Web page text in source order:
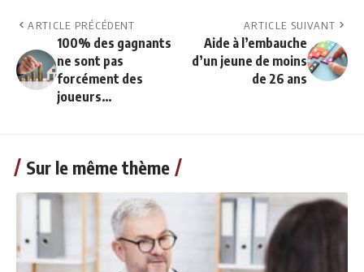
ARTICLE PRÉCÉDENT
100% des gagnants
ne sont pas
forcément des
joueurs…
ARTICLE SUIVANT
Aide à l’embauche
d’un jeune de moins
de 26 ans
Sur le même thème